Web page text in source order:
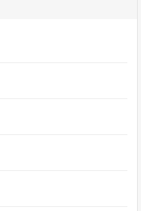
中，我学会了调
通过身体的倾斜
能够自如地骑着